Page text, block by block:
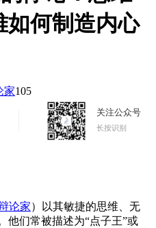
如何制造内心
家105
关注公众号
长按识别
论家）以其敏捷的思维、无
他们常被描述为“点子王”或